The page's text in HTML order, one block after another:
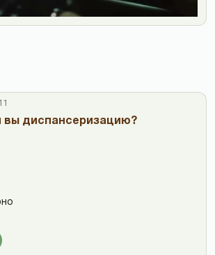
вы диспансеризацию?